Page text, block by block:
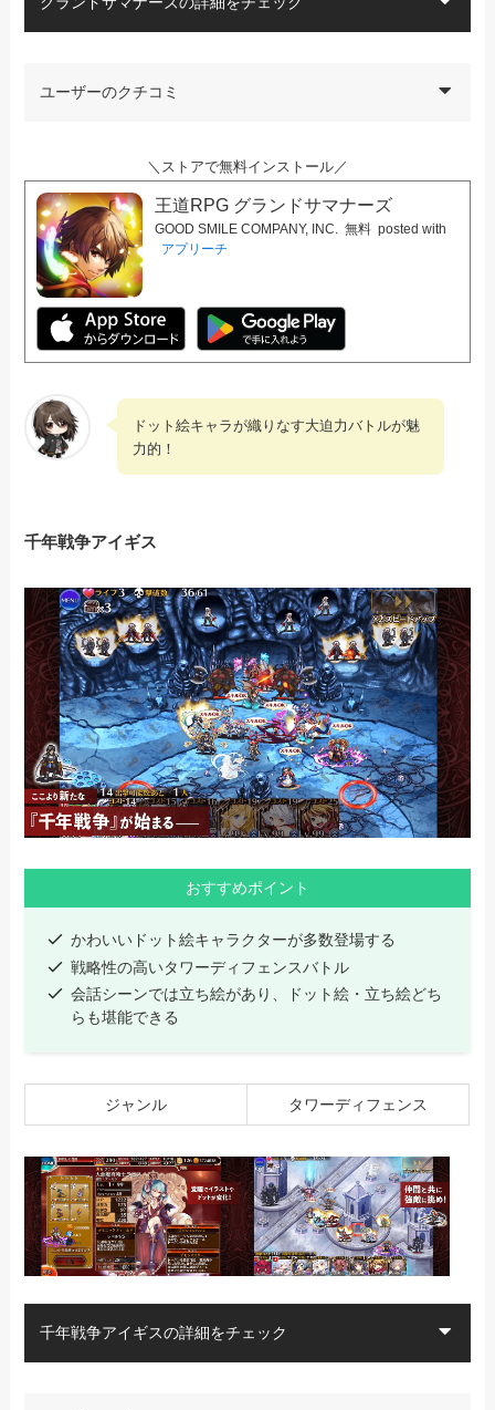
ユーザーのクチコミ
＼ストアで無料インストール／
王道RPG グランドサマナーズ
GOOD SMILE COMPANY, INC. 無料 posted with
アプリーチ
ドット絵キャラが織りなす大迫力バトルが魅
力的！
千年戦争アイギス
おすすめポイント
かわいいドット絵キャラクターが多数登場する
戦略性の高いタワーディフェンスバトル
会話シーンでは立ち絵があり、ドット絵・立ち絵どち
らも堪能できる
ジャンル タワーディフェンス
千年戦争アイギスの詳細をチェック